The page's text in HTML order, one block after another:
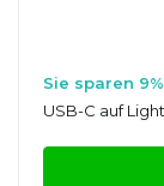
Sie sparen 9%
USB-C auf